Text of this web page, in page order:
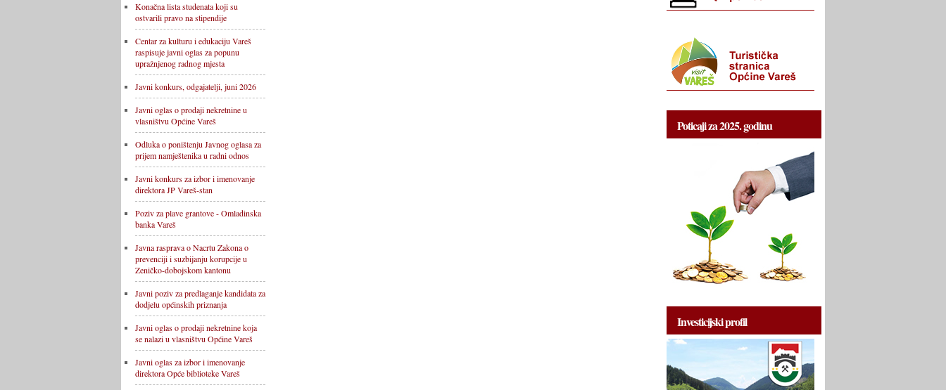
Konačna lista studenata koji su
ostvarili pravo na stipendije
Centar za kulturu i edukaciju Vareš
raspisuje javni oglas za popunu
upražnjenog radnog mjesta
Javni konkurs, odgajatelji, juni 2026
Javni oglas o prodaji nekretnine u
vlasništvu Općine Vareš
Odluka o poništenju Javnog oglasa za
prijem namještenika u radni odnos
Javni konkurs za izbor i imenovanje
direktora JP Vareš-stan
Poziv za plave grantove - Omladinska
banka Vareš
Javna rasprava o Nacrtu Zakona o
prevenciji i suzbijanju korupcije u
Zeničko-dobojskom kantonu
Javni poziv za predlaganje kandidata za
dodjelu općinskih priznanja
Javni oglas o prodaji nekretnine koja
se nalazi u vlasništvu Općine Vareš
Javni oglas za izbor i imenovanje
direktora Opće biblioteke Vareš
Poticaji za 2025. godinu
Investicijski profil